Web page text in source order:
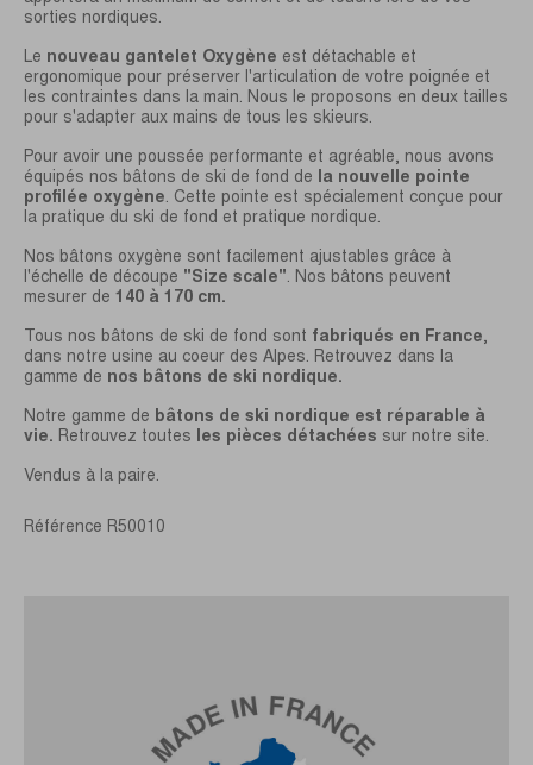
sorties nordiques.
Le nouveau gantelet Oxygène est détachable et
ergonomique pour préserver l'articulation de votre poignée et
les contraintes dans la main. Nous le proposons en deux tailles
pour s'adapter aux mains de tous les skieurs.
Pour avoir une poussée performante et agréable, nous avons
équipés nos bâtons de ski de fond de la nouvelle pointe
profilée oxygène. Cette pointe est spécialement conçue pour
la pratique du ski de fond et pratique nordique.
Nos bâtons oxygène sont facilement ajustables grâce à
l'échelle de découpe "Size scale". Nos bâtons peuvent
mesurer de 140 à 170 cm.
Tous nos bâtons de ski de fond sont fabriqués en France,
dans notre usine au coeur des Alpes. Retrouvez dans la
gamme de nos bâtons de ski nordique.
Notre gamme de bâtons de ski nordique est réparable à
vie. Retrouvez toutes les pièces détachées sur notre site.
Vendus à la paire.
Référence R50010